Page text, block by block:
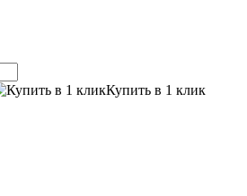
Купить в 1 клик